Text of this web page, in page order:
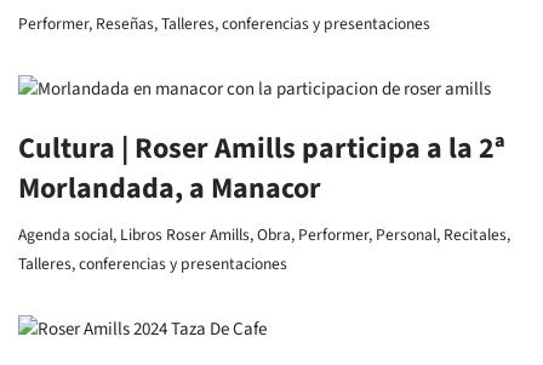
Performer, Reseñas,Talleres, conferencias y presentaciones
Cultura | Roser Amills participa a la 2ª
Morlandada, a Manacor
Agenda social, Libros Roser Amills,Obra, Performer, Personal, Recitales,
Talleres, conferencias y presentaciones